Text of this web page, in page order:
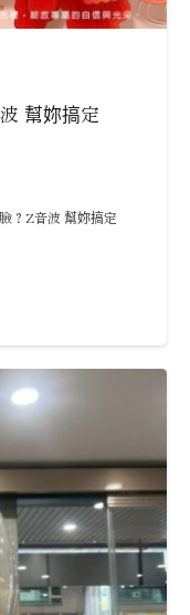
幫妳搞定
？Z音波 幫妳搞定